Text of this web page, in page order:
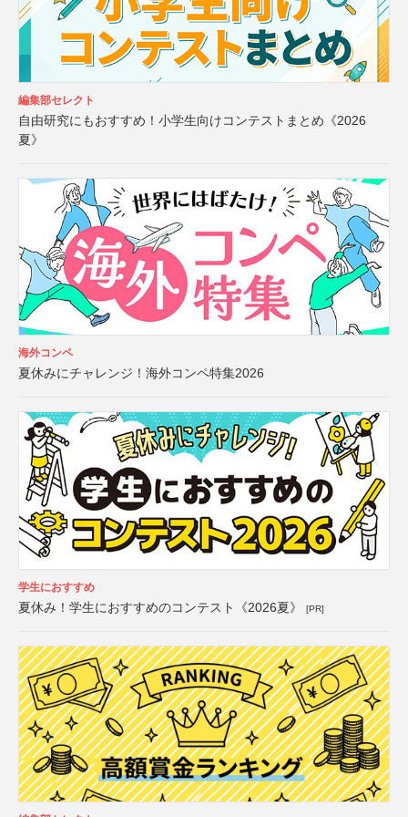
編集部セレクト
自由研究にもおすすめ！小学生向けコンテストまとめ《2026
夏》
海外コンペ
夏休みにチャレンジ！海外コンペ特集2026
学生におすすめ
夏休み！学生におすすめのコンテスト《2026夏》 [PR]